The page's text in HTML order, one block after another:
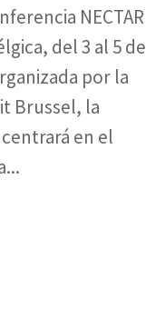
NECTAR
del 3 al 5 de
por la
Brussel, la
en el